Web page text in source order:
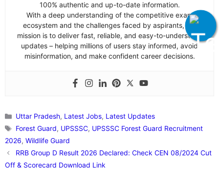
100% authentic and up-to-date information.
With a deep understanding of the competitive exam
ecosystem and the challenges faced by aspirants, our
mission is to deliver fast, reliable, and easy-to-understand
updates – helping millions of users stay informed, avoid
misinformation, and make confident career decisions.
Categories
Uttar Pradesh, Latest Jobs, Latest Updates
Tags
Forest Guard, UPSSSC, UPSSSC Forest Guard Recruitment
2026, Wildlife Guard
RRB Group D Result 2026 Declared: Check CEN 08/2024 Cut
Off & Scorecard Download Link